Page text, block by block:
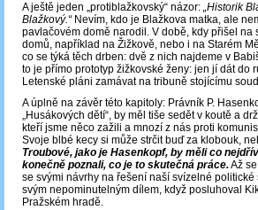
A ještě jeden „protiblažkovský“ názor: „Historik
Blažkový.“Nevím, kdo je Blažkova matka, ale
pavlačovém domě narodil. V době, kdy přišel
domů, například na Žižkově, nebo i na Starém
co se týká těch drben: dvě z nich najdeme v
to je přímo prototyp žižkovské ženy: jen jí dát do
Letenské pláni zamávat na tribuně stojícímu
A úplně na závěr této kapitoly: Právník P.
„Husákových dětí“, by měl tiše sedět v koutě a
kteří jsme něco zažili a mnozí z nás proti
Svoje blbé kecy si může strčit buď za klobouk,
Troubové, jako je Hasenkopf, by měli co
konečně poznali, co je to skutečná práce.Až
se svými návrhy na řešení naší svízelné
svým nepominutelným dílem, když posluhoval
Pražském hradě.